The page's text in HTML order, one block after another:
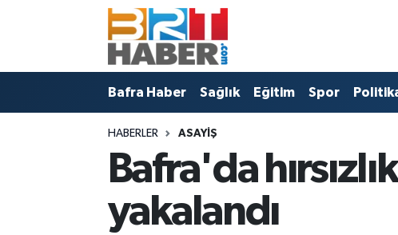
Bafra Haber Sağlık Eğitim Spor
HABERLER ASAYIŞ
Bafra'da
yakalandı
Bafra Vefat İlanları
Bafra Nöbetçi Eczaneler
Bafra Haber
Samsun Nöbetçi Eczaneler
Samsun Hava Durumu
Samsun Trafik Yoğunluk Haritası
Süper Lig Puan Durumu ve Fikstür